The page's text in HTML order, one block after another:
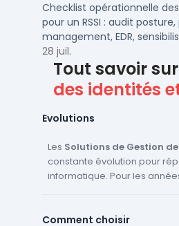
Checklist opérationnelle
pour un RSSI : audit
management, EDR,
NIS2 et plan de continuité.
28 juil.
Tout savoir sur
des identités
Evolutions
Les Solutions de Gestion
constante évolution pour
informatique. Pour les
Ces technologies
Comment choisir